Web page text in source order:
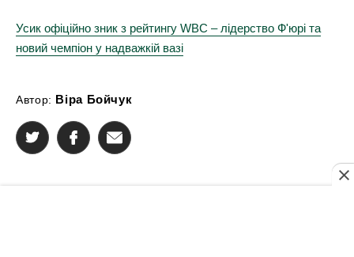
Усик офіційно зник з рейтингу WBC – лідерство Ф'юрі та
новий чемпіон у надважкій вазі
Автор: Віра Бойчук